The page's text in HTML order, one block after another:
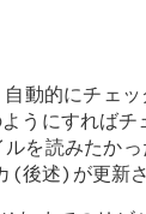
動的にチェッ
うにすれば
を読みたかっ
(後述)が更新さ